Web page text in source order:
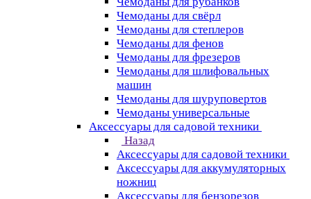
Чемоданы для свёрл
Чемоданы для степлеров
Чемоданы для фенов
Чемоданы для фрезеров
Чемоданы для шлифовальных
машин
Чемоданы для шуруповертов
Чемоданы универсальные
Аксессуары для садовой техники
Назад
Аксессуары для садовой техники
Аксессуары для аккумуляторных
ножниц
Аксессуары для бензорезов